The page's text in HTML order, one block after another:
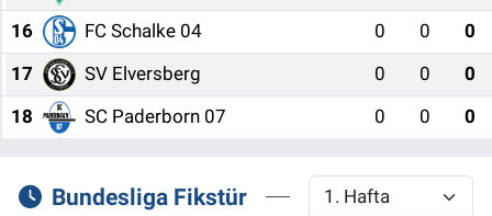
16
FC Schalke 04 0 0
0
17
SV Elversberg 0 0
0
18
SC Paderborn 07 0 0 0
Bundesliga Fikstür